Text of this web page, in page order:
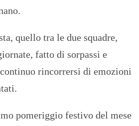
quello tra le due squadre,
fatto di sorpassi e
rincorrersi di emozioni
pomeriggio festivo del mese